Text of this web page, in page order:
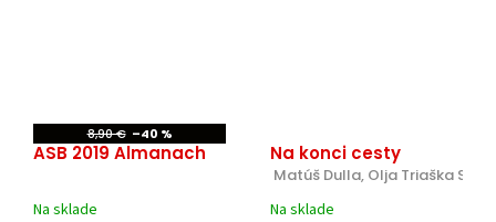
8,90 € –40 %
ASB 2019 Almanach
Na sklade
Na konci cesty
Matúš Dulla, Olja Triaška
Na sklade